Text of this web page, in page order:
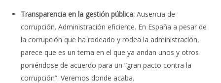
Transparencia en la gestión pública: Ausencia de
corrupción. Administración eficiente. En España a pesar de
la corrupción que ha rodeado y rodea la administración,
parece que es un tema en el que ya andan unos y otros
poniéndose de acuerdo para un “gran pacto contra la
corrupción”. Veremos donde acaba.